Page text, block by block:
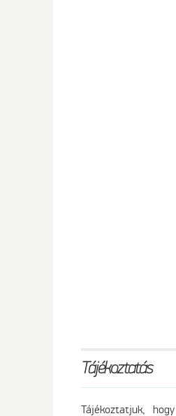
Tájékoztatás
Tájékoztatjuk,